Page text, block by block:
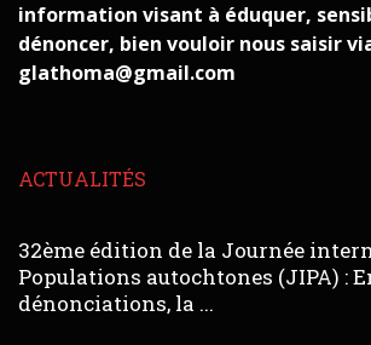
information visant à éduquer,
dénoncer, bien vouloir nous saisir
glathoma@gmail.com
ACTUALITÉS
32ème édition de la Journée
Populations autochtones (JIPA) :
dénonciations, la ...